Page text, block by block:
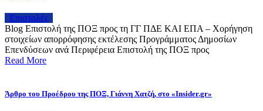
Επιστολές
Blog Επιστολή της ΠΟΞ προς τη ΓΓ ΠΔΕ ΚΑΙ ΕΠΑ – Χορήγηση
στοιχείων απορρόφησης εκτέλεσης Προγράμματος Δημοσίων
Επενδύσεων ανά Περιφέρεια Επιστολή της ΠΟΞ προς
Read More
Άρθρο του Προέδρου της ΠΟΞ, Γιάννη Χατζή, στο «Insider.gr»